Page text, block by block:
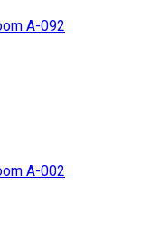
A-092
A-002